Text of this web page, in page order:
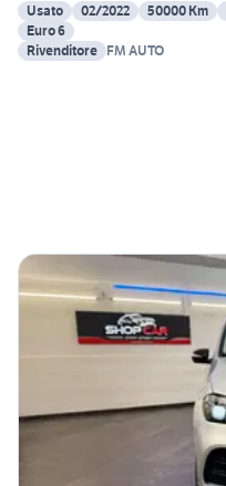
Usato
02/2022 50000 Km
Euro 6
Rivenditore FM AUTO